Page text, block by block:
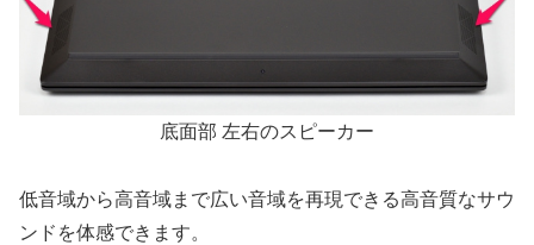
底面部 左右のスピーカー
低音域から高音域まで広い音域を再現できる高音質なサウ
ンドを体感できます。